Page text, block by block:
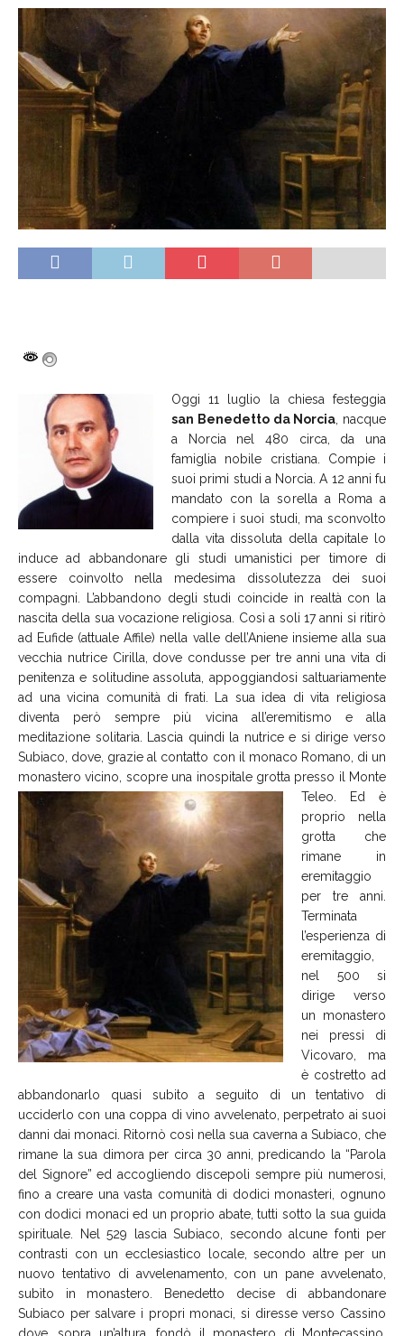
Oggi 11 luglio la chiesa festeggia
san Benedetto da Norcia , nacque
a Norcia nel 480 circa, da una
famiglia nobile cristiana. Compie i
suoi primi studi a Norcia. A 12 anni fu
mandato con la sorella a Roma a
compiere i suoi studi, ma sconvolto
dalla vita dissoluta della capitale lo
induce ad abbandonare gli studi umanistici per timore di
essere coinvolto nella medesima dissolutezza dei suoi
compagni. L’abbandono degli studi coincide in realtà con la
nascita della sua vocazione religiosa. Così a soli 17 anni si ritirò
ad Eufide (attuale Affile) nella valle dell’Aniene insieme alla sua
vecchia nutrice Cirilla, dove condusse per tre anni una vita di
penitenza e solitudine assoluta, appoggiandosi saltuariamente
ad una vicina comunità di frati. La sua idea di vita religiosa
diventa però sempre più vicina all’eremitismo e alla
meditazione solitaria. Lascia quindi la nutrice e si dirige verso
Subiaco, dove, grazie al contatto con il monaco Romano, di un
monastero vicino, scopre una inospitale grotta presso il Monte
Teleo. Ed è
proprio nella
grotta che
rimane in
eremitaggio
per tre anni.
Terminata
l’esperienza di
eremitaggio,
nel 500 si
dirige verso
un monastero
nei pressi di
Vicovaro, ma
è costretto ad
abbandonarlo quasi subito a seguito di un tentativo di
ucciderlo con una coppa di vino avvelenato, perpetrato ai suoi
danni dai monaci. Ritornò così nella sua caverna a Subiaco, che
rimane la sua dimora per circa 30 anni, predicando la “Parola
del Signore” ed accogliendo discepoli sempre più numerosi,
fino a creare una vasta comunità di dodici monasteri, ognuno
con dodici monaci ed un proprio abate, tutti sotto la sua guida
spirituale. Nel 529 lascia Subiaco, secondo alcune fonti per
contrasti con un ecclesiastico locale, secondo altre per un
nuovo tentativo di avvelenamento, con un pane avvelenato,
subìto in monastero. Benedetto decise di abbandonare
Subiaco per salvare i propri monaci, si diresse verso Cassino